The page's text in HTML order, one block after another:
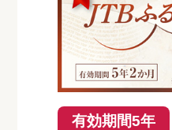
有効期間5年